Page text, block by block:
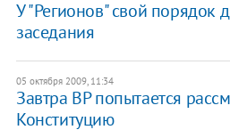
У "Регионов" свой порядок
заседания
05 октября 2009, 11:34
Завтра ВР попытается
Конституцию